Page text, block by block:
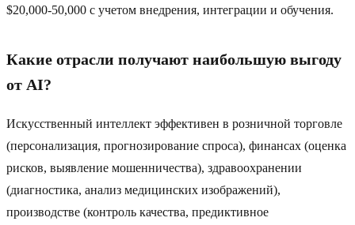
$20,000-50,000 с учетом внедрения, интеграции и обучения.
Какие отрасли получают наибольшую выгоду
от AI?
Искусственный интеллект эффективен в розничной торговле
(персонализация, прогнозирование спроса), финансах (оценка
рисков, выявление мошенничества), здравоохранении
(диагностика, анализ медицинских изображений),
производстве (контроль качества, предиктивное